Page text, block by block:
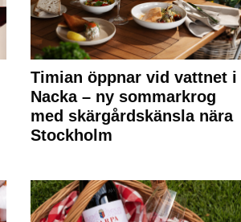
Timian öppnar vid vattnet i
Nacka – ny sommarkrog
med skärgårdskänsla nära
Stockholm